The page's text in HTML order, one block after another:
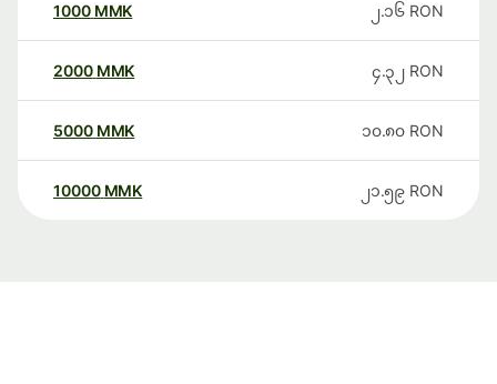
1000 MMK ၂.၁၆ RON
2000 MMK ၄.၃၂ RON
5000 MMK ၁၀.၈၀ RON
10000 MMK ၂၁.၅၉ RON